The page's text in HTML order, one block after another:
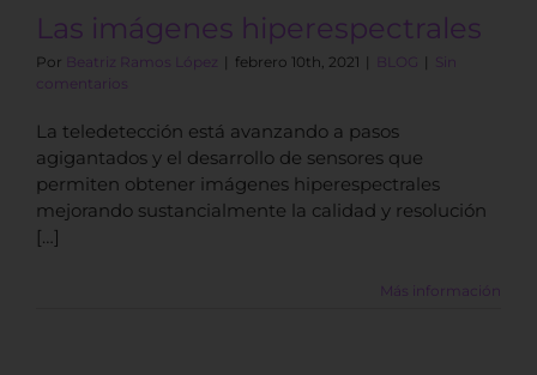
Las imágenes hiperespectrales
Por Beatriz Ramos López | febrero 10th, 2021 | BLOG | Sin
comentarios
La teledetección está avanzando a pasos
agigantados y el desarrollo de sensores que
permiten obtener imágenes hiperespectrales
mejorando sustancialmente la calidad y resolución
[…]
Más información